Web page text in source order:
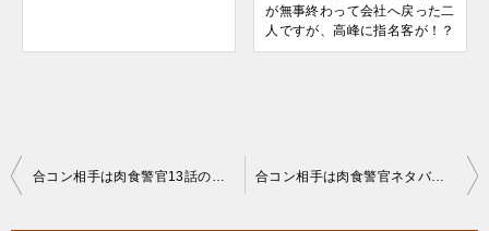
が無事終わって会社へ戻った二
人ですが、高峰に指名客が！？
投
合コン相手は肉食警官ネタバレ16巻!最新話は京子を泣かした薫は本気で？